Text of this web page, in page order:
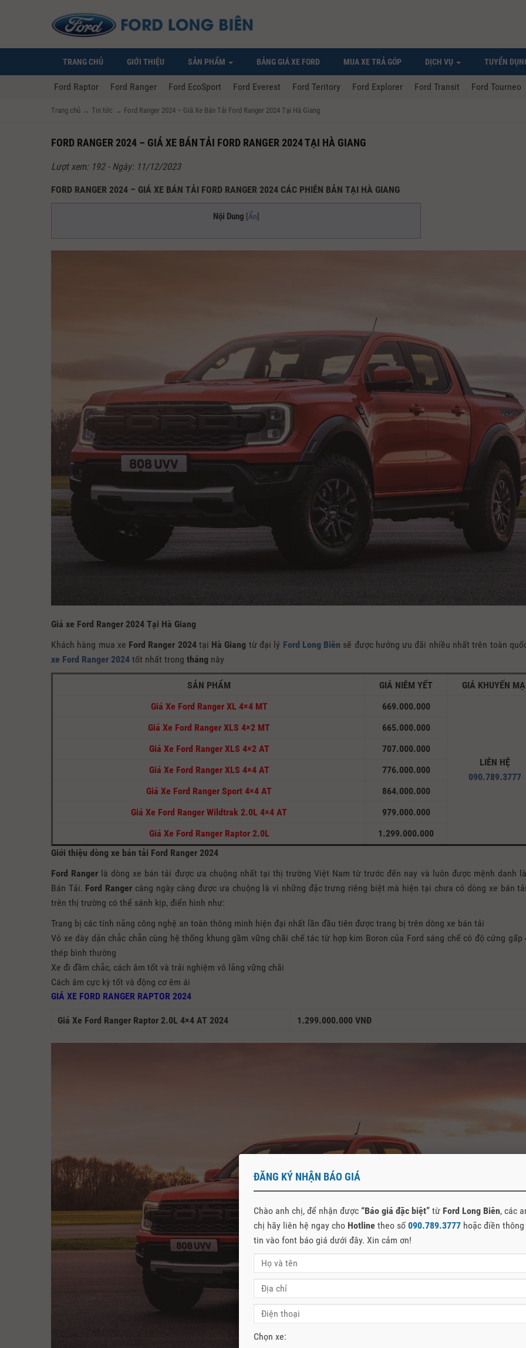
TRANG CHỦ GIỚI THIỆU SẢN PHẨM BẢNG GIÁ XE FORD MUA XE TRẢ GÓP DỊCH VỤ TUYỂN
Ford Raptor Ford Ranger Ford EcoSport Ford Everest Ford Teritory Ford Explorer Ford Transit Ford Tourneo
Trang chủ → Tin tức → Ford Ranger 2024 – Giá Xe Bán Tải Ford Ranger 2024 Tại Hà Giang
FORD RANGER 2024 – GIÁ XE BÁN TẢI FORD RANGER 2024 TẠI HÀ GIANG
Lượt xem: 192 - Ngày: 11/12/2023
FORD RANGER 2024 – GIÁ XE BÁN TẢI FORD RANGER 2024 CÁC PHIÊN BẢN TẠI HÀ GIANG
Nội Dung [Ẩn]
Giá xe Ford Ranger 2024 Tại Hà Giang
Khách hàng mua xe Ford Ranger 2024tại Hà Giang từ đại lý Ford Long Biên sẽ được hưởng ưu đãi nhiều nhất trên toàn
xe Ford Ranger 2024 tốt nhất trong tháng này
SẢN PHẨM GIÁ NIÊM YẾT
GIÁ KHUYẾN
Giá Xe Ford Ranger XL 4×4 MT
669.000.000
LIÊN HỆ
090.789.3777
Giá Xe Ford Ranger XLS 4×2 MT
665.000.000
Giá Xe Ford Ranger XLS 4×2 AT
707.000.000
Giá Xe Ford Ranger XLS 4×4 AT
776.000.000
Giá Xe Ford Ranger Sport 4×4 AT
864.000.000
Giá Xe Ford Ranger Wildtrak 2.0L 4×4 AT
979.000.000
Giá Xe Ford Ranger Raptor 2.0L
1.299.000.000
Giới thiệu dòng xe bán tải Ford Ranger 2024
Ford Ranger là dòng xe bán tải được ưa chuộng nhất tại thị trường Việt Nam từ trước đến nay và luôn được mệnh danh
Bán Tải. Ford Ranger càng ngày càng được ưa chuộng là vì những đặc trưng riêng biệt mà hiện tại chưa có dòng xe bán
trên thị trường có thể sánh kịp, điển hình như:
Trang bị các tính năng công nghệ an toàn thông minh hiện đại nhất lần đầu tiên được trang bị trên dòng xe bán tải
Vỏ xe dày dặn chắc chắn cùng hệ thống khung gầm vững chãi chế tác từ hợp kim Boron của Ford sáng chế có độ cứng gấp
thép bình thường
Xe đi đầm chắc, cách âm tốt và trải nghiệm vô lăng vững chãi
Cách âm cực kỳ tốt và động cơ êm ái
GIÁ XE FORD RANGER RAPTOR 2024
Giá Xe Ford Ranger Raptor 2.0L 4×4 AT 2024 1.299.000.000 VNĐ
ĐĂNG KÝ NHẬN BÁO GIÁ
Chào anh chị, để nhận được “Báo giá đặc biệt” từ Ford Long Biên, các
chị hãy liên hệ ngay cho Hotline theo số 090.789.3777 hoặc điền thông
tin vào font báo giá dưới đây. Xin cảm ơn!
Chọn xe: